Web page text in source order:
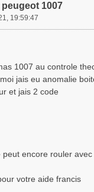
1007
19:59:47
1007 au controle
jais eu anomalie
et jais 2 code
peut encore rouler avec
votre aide francis